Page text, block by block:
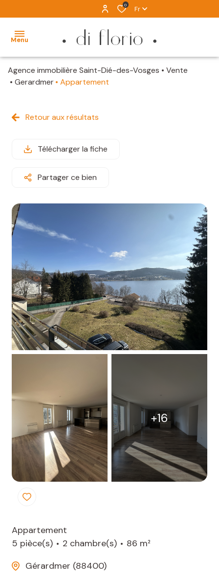
0 Fr
Menu
ACCUEIL
LOCATION
D'EXCEPTION
ALERTE
ESTIMATION
CONTACT
Agence immobilière Saint-Dié-des-Vosges
Vente
Gerardmer
Appartement
Retour aux résultats
Télécharger la fiche
Partager ce bien
+16
Appartement
5 pièce(s)
2 chambre(s)
86 m²
Gérardmer (88400)